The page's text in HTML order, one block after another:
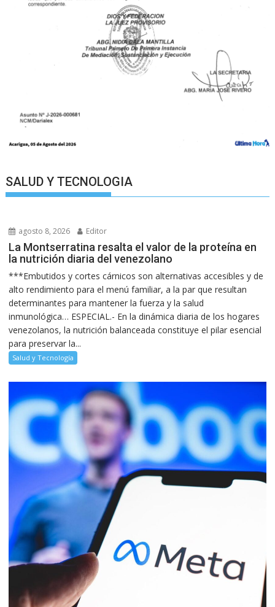
SALUD Y TECNOLOGIA
agosto 8, 2026 Editor
La Montserratina resalta el valor de la proteína en
la nutrición diaria del venezolano
***Embutidos y cortes cárnicos son alternativas accesibles y de
alto rendimiento para el menú familiar, a la par que resultan
determinantes para mantener la fuerza y la salud
inmunológica… ESPECIAL.- En la dinámica diaria de los hogares
venezolanos, la nutrición balanceada constituye el pilar esencial
para preservar la...
Salud y Tecnología